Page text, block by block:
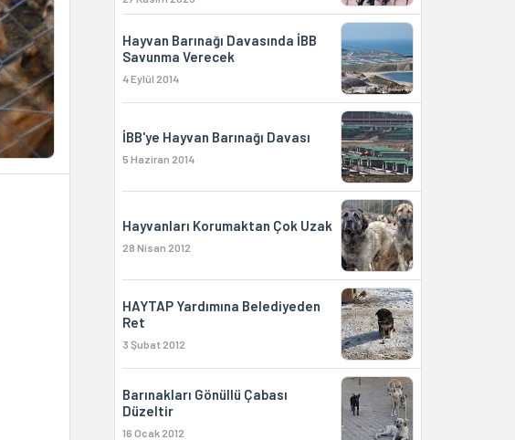
Hayvan Barınağı Davasında İBB
Savunma Verecek
4 Eylül 2014
İBB'ye Hayvan Barınağı Davası
5 Haziran 2014
Hayvanları Korumaktan Çok Uzak
28 Nisan 2012
HAYTAP Yardımına Belediyeden
Ret
3 Şubat 2012
Barınakları Gönüllü Çabası
Düzeltir
16 Ocak 2012